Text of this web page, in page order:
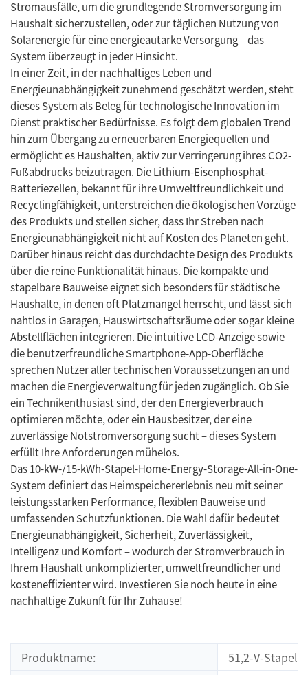
Stromausfälle, um die grundlegende Stromversorgung im
Haushalt sicherzustellen, oder zur täglichen Nutzung von
Solarenergie für eine energieautarke Versorgung – das
System überzeugt in jeder Hinsicht.
In einer Zeit, in der nachhaltiges Leben und
Energieunabhängigkeit zunehmend geschätzt werden, steht
dieses System als Beleg für technologische Innovation im
Dienst praktischer Bedürfnisse. Es folgt dem globalen Trend
hin zum Übergang zu erneuerbaren Energiequellen und
ermöglicht es Haushalten, aktiv zur Verringerung ihres CO2-
Fußabdrucks beizutragen. Die Lithium-Eisenphosphat-
Batteriezellen, bekannt für ihre Umweltfreundlichkeit und
Recyclingfähigkeit, unterstreichen die ökologischen Vorzüge
des Produkts und stellen sicher, dass Ihr Streben nach
Energieunabhängigkeit nicht auf Kosten des Planeten geht.
Darüber hinaus reicht das durchdachte Design des Produkts
über die reine Funktionalität hinaus. Die kompakte und
stapelbare Bauweise eignet sich besonders für städtische
Haushalte, in denen oft Platzmangel herrscht, und lässt sich
nahtlos in Garagen, Hauswirtschaftsräume oder sogar kleine
Abstellflächen integrieren. Die intuitive LCD-Anzeige sowie
die benutzerfreundliche Smartphone-App-Oberfläche
sprechen Nutzer aller technischen Voraussetzungen an und
machen die Energieverwaltung für jeden zugänglich. Ob Sie
ein Technikenthusiast sind, der den Energieverbrauch
optimieren möchte, oder ein Hausbesitzer, der eine
zuverlässige Notstromversorgung sucht – dieses System
erfüllt Ihre Anforderungen mühelos.
Das 10-kW-/15-kWh-Stapel-Home-Energy-Storage-All-in-One-
System definiert das Heimspeichererlebnis neu mit seiner
leistungsstarken Performance, flexiblen Bauweise und
umfassenden Schutzfunktionen. Die Wahl dafür bedeutet
Energieunabhängigkeit, Sicherheit, Zuverlässigkeit,
Intelligenz und Komfort – wodurch der Stromverbrauch in
Ihrem Haushalt unkomplizierter, umweltfreundlicher und
kosteneffizienter wird. Investieren Sie noch heute in eine
nachhaltige Zukunft für Ihr Zuhause!
Produktname: 51,2-V-Stapel-